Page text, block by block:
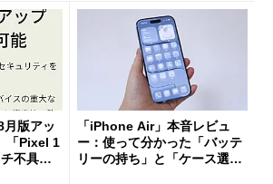
版アッ
「Pixel 1
不具合
「iPhone Air」本音レビュ
ー：使って分かった「バッテ
リーの持ち」と「ケース選